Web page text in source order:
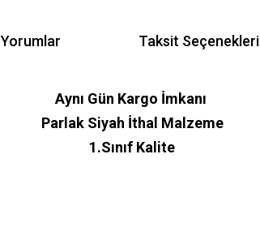
Yorumlar Taksit Seçenekleri
Aynı Gün Kargo İmkanı
Parlak Siyah İthal Malzeme
1.Sınıf Kalite